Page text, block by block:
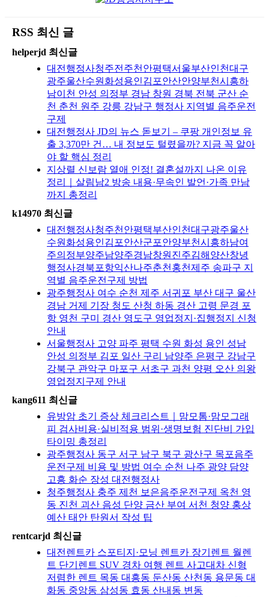
RSS 최신 글
helperjd 최신글
대전행정사청주전주천안평택서울부산인천대구
광주울산수원화성용인김포안산안양부천시흥하
남이천 안성 의정부 경남 창원 경북 전북 군산 순
천 춘천 원주 강릉 강남구 행정사 지역별 음주운전
구제
대전행정사 JD의 뉴스 돋보기 – 쿠팡 개인정보 유
출 3,370만 건… 내 정보도 털렸을까? 지금 꼭 알아
야 할 핵심 정리
지상렬 신보람 열애 인정! 결혼설까지 나온 이유
정리｜살림남2 방송 내용·무속인 발언·가족 만남
까지 총정리
k14970 최신글
대전행정사청주천안평택부산인천대구광주울산
수원화성용인김포안산군포안양부천시흥하남여
주의정부양주남양주경남창원진주김해양산창녕
행정사경북포항익산나주춘천홍천제주 송파구 지
역별 음주운전구제 방법
광주행정사 여수 순천 제주 서귀포 부산 대구 울산
경남 거제 기장 청도 산청 하동 경산 고령 문경 포
항 영천 구미 경산 영도구 영업정지·집행정지 신청
안내
서울행정사 고양 파주 평택 수원 화성 용인 성남
안성 의정부 김포 일산 구리 남양주 은평구 강남구
강북구 관악구 마포구 서초구 과천 양평 오산 의왕
영업정지구제 안내
kang611 최신글
유방암 초기 증상 체크리스트｜맘모톰·맘모그래
피 검사비용·실비적용 범위·생명보험 진단비 가입
타이밍 총정리
광주행정사 동구 서구 남구 북구 광산구 목포음주
운전구제 비용 및 방법 여수 순천 나주 광양 담양
고흥 화순 장성 대전행정사
청주행정사 충주 제천 보은음주운전구제 옥천 영
동 진천 괴산 음성 단양 금산 부여 서천 청양 홍상
예산 태안 탄원서 작성 팁
rentcarjd 최신글
대전렌트카 스포티지·모닝 렌트카 장기렌트 월렌
트 단기렌트 SUV 경차 여행 렌트 사고대차 신형
저렴한 렌트 목동 대흥동 둔산동 산천동 용문동 대
화동 중앙동 삼성동 효동 산내동 변동